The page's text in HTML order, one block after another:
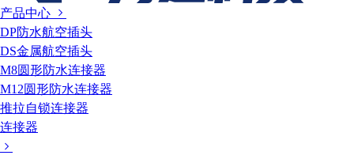
产品中心
DP防水航空插头
DS金属航空插头
M8圆形防水连接器
M12圆形防水连接器
推拉自锁连接器
连接器